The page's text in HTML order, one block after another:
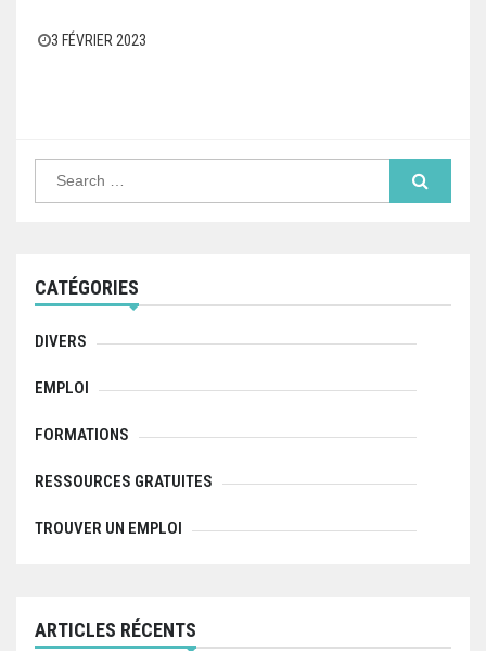
3 FÉVRIER 2023
a
f
o
:
CATÉGORIES
DIVERS
EMPLOI
FORMATIONS
RESSOURCES GRATUITES
TROUVER UN EMPLOI
ARTICLES RÉCENTS